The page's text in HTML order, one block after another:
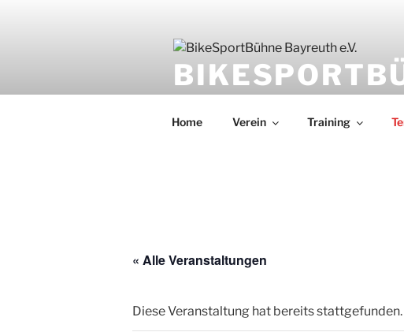
Home Verein Training
« Alle Veranstaltungen
Diese Veranstaltung hat bereits stattgefunden.